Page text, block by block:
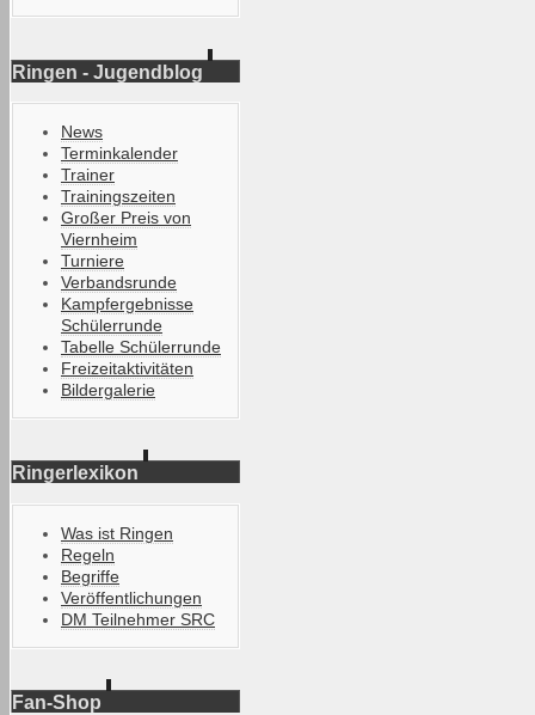
Ringen - Jugendblog
News
Terminkalender
Trainer
Trainingszeiten
Großer Preis von
Viernheim
Turniere
Verbandsrunde
Kampfergebnisse
Schülerrunde
Tabelle Schülerrunde
Freizeitaktivitäten
Bildergalerie
Ringerlexikon
Was ist Ringen
Regeln
Begriffe
Veröffentlichungen
DM Teilnehmer SRC
Fan-Shop